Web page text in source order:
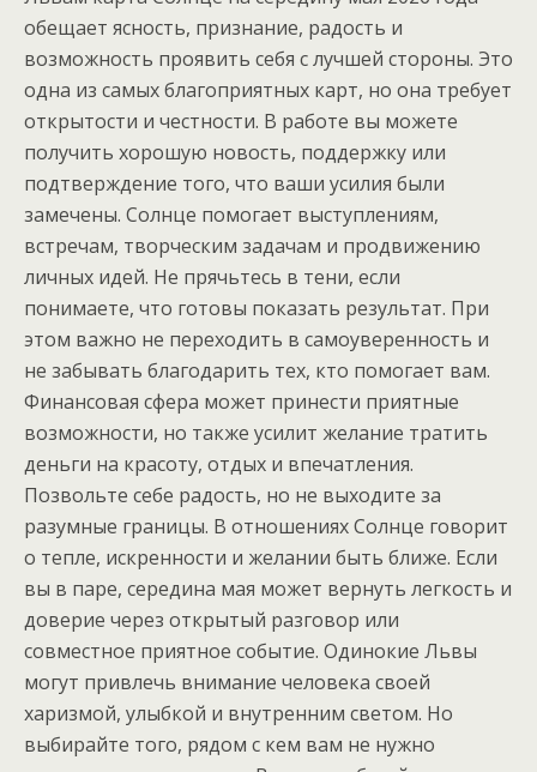
обещает ясность, признание, радость и
возможность проявить себя с лучшей стороны. Это
одна из самых благоприятных карт, но она требует
открытости и честности. В работе вы можете
получить хорошую новость, поддержку или
подтверждение того, что ваши усилия были
замечены. Солнце помогает выступлениям,
встречам, творческим задачам и продвижению
личных идей. Не прячьтесь в тени, если
понимаете, что готовы показать результат. При
этом важно не переходить в самоуверенность и
не забывать благодарить тех, кто помогает вам.
Финансовая сфера может принести приятные
возможности, но также усилит желание тратить
деньги на красоту, отдых и впечатления.
Позвольте себе радость, но не выходите за
разумные границы. В отношениях Солнце говорит
о тепле, искренности и желании быть ближе. Если
вы в паре, середина мая может вернуть легкость и
доверие через открытый разговор или
совместное приятное событие. Одинокие Львы
могут привлечь внимание человека своей
харизмой, улыбкой и внутренним светом. Но
выбирайте того, рядом с кем вам не нужно